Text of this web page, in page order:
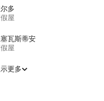
多
屋
瓦斯蒂安
屋
更多